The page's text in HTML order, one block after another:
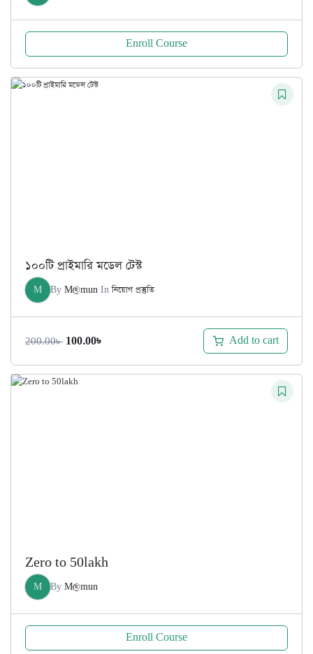
Enroll Course
১০০টি প্রাইমারি মডেল টেস্ট
M By M@mun Inনিয়োগ প্রস্তুতি
200.00৳ Original
was:
100.00৳
is:
Add to cart
Zero to 50lakh
M By M@mun
Enroll Course